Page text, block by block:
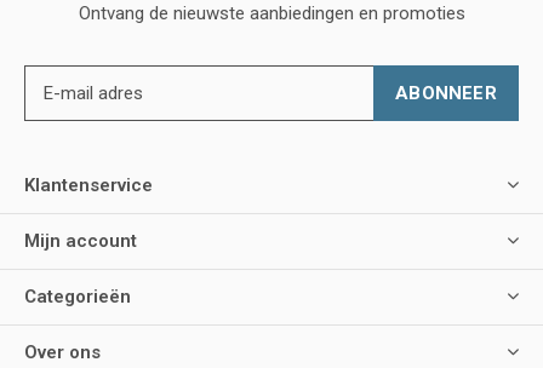
Ontvang de nieuwste aanbiedingen en promoties
ABONNEER
Klantenservice
Mijn account
Categorieën
Over ons